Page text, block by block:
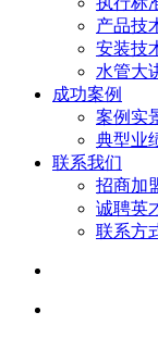
产品技
安装技
水管大
成功案例
案例实
典型业
联系我们
招商加
诚聘英
联系方